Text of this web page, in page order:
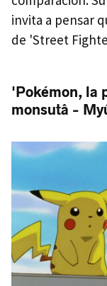
invita a pensar
de 'Street
'Pokémon, la
monsutâ -